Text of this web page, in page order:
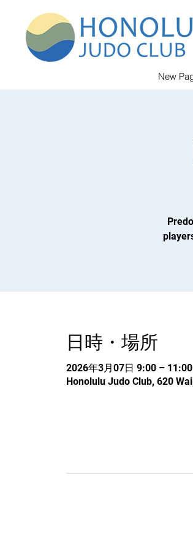
New
日時・場所
2026年3月07日 9:00 – 11:00
Honolulu Judo Club, 620